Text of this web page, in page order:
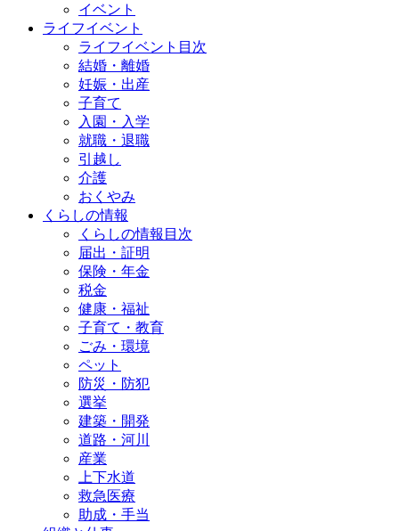
イベント
ライフイベント
ライフイベント目次
結婚・離婚
妊娠・出産
子育て
入園・入学
就職・退職
引越し
介護
おくやみ
くらしの情報
くらしの情報目次
届出・証明
保険・年金
税金
健康・福祉
子育て・教育
ごみ・環境
ペット
防災・防犯
選挙
建築・開発
道路・河川
産業
上下水道
救急医療
助成・手当